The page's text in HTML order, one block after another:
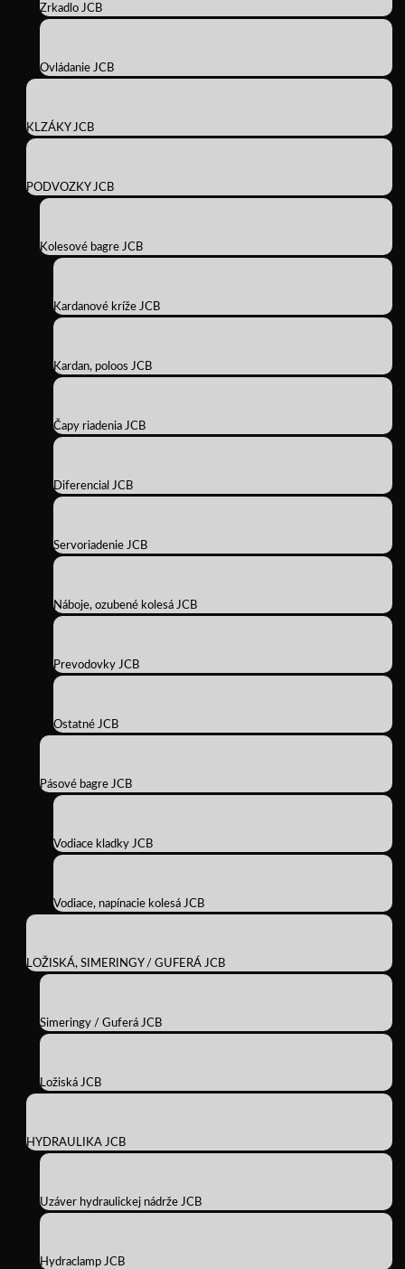
Zrkadlo JCB
Ovládanie JCB
KLZÁKY JCB
PODVOZKY JCB
Kolesové bagre JCB
Kardanové kríže JCB
Kardan, poloos JCB
Čapy riadenia JCB
Diferencial JCB
Servoriadenie JCB
Náboje, ozubené kolesá JCB
Prevodovky JCB
Ostatné JCB
Pásové bagre JCB
Vodiace kladky JCB
Vodiace, napínacie kolesá JCB
LOŽISKÁ, SIMERINGY / GUFERÁ JCB
Simeringy / Guferá JCB
Ložiská JCB
HYDRAULIKA JCB
Uzáver hydraulickej nádrže JCB
Hydraclamp JCB